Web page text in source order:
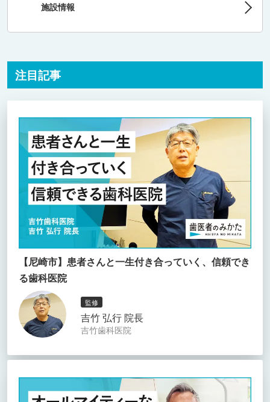
施設情報
注目記事
【尼崎市】患者さんと一生付き合っていく、信頼でき
る歯科医院
監修
吉竹 弘行 院長
吉竹歯科医院